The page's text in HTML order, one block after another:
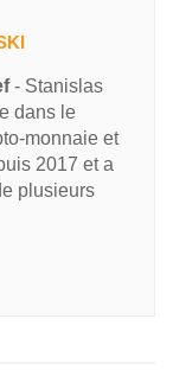
- Stanislas
dans le
monnaie et
2017 et a
plusieurs